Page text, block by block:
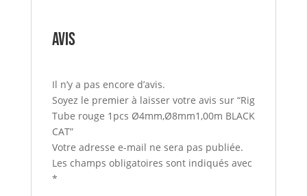
Avis
Il n’y a pas encore d’avis.
Soyez le premier à laisser votre avis sur “Rig
Tube rouge 1pcs Ø4mm,Ø8mm1,00m BLACK
CAT”
Votre adresse e-mail ne sera pas publiée.
Les champs obligatoires sont indiqués avec
*